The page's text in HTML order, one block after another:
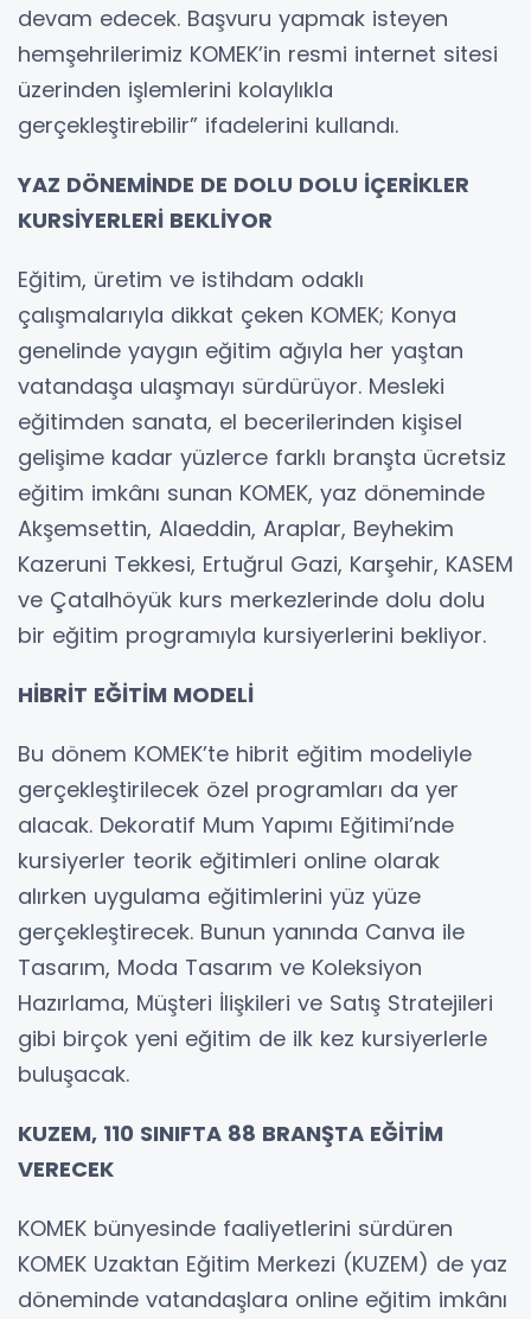
devam edecek. Başvuru yapmak isteyen
hemşehrilerimiz KOMEK’in resmi internet sitesi
üzerinden işlemlerini kolaylıkla
gerçekleştirebilir” ifadelerini kullandı.
YAZ DÖNEMİNDE DE DOLU DOLU İÇERİKLER
KURSİYERLERİ BEKLİYOR
Eğitim, üretim ve istihdam odaklı
çalışmalarıyla dikkat çeken KOMEK; Konya
genelinde yaygın eğitim ağıyla her yaştan
vatandaşa ulaşmayı sürdürüyor. Mesleki
eğitimden sanata, el becerilerinden kişisel
gelişime kadar yüzlerce farklı branşta ücretsiz
eğitim imkânı sunan KOMEK, yaz döneminde
Akşemsettin, Alaeddin, Araplar, Beyhekim
Kazeruni Tekkesi, Ertuğrul Gazi, Karşehir, KASEM
ve Çatalhöyük kurs merkezlerinde dolu dolu
bir eğitim programıyla kursiyerlerini bekliyor.
HİBRİT EĞİTİM MODELİ
Bu dönem KOMEK’te hibrit eğitim modeliyle
gerçekleştirilecek özel programları da yer
alacak. Dekoratif Mum Yapımı Eğitimi’nde
kursiyerler teorik eğitimleri online olarak
alırken uygulama eğitimlerini yüz yüze
gerçekleştirecek. Bunun yanında Canva ile
Tasarım, Moda Tasarım ve Koleksiyon
Hazırlama, Müşteri İlişkileri ve Satış Stratejileri
gibi birçok yeni eğitim de ilk kez kursiyerlerle
buluşacak.
KUZEM, 110 SINIFTA 88 BRANŞTA EĞİTİM
VERECEK
KOMEK bünyesinde faaliyetlerini sürdüren
KOMEK Uzaktan Eğitim Merkezi (KUZEM) de yaz
döneminde vatandaşlara online eğitim imkânı